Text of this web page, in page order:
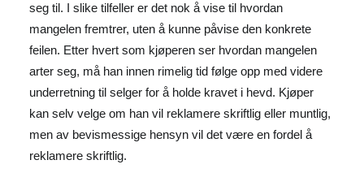
seg til. I slike tilfeller er det nok å vise til hvordan
mangelen fremtrer, uten å kunne påvise den konkrete
feilen. Etter hvert som kjøperen ser hvordan mangelen
arter seg, må han innen rimelig tid følge opp med videre
underretning til selger for å holde kravet i hevd. Kjøper
kan selv velge om han vil reklamere skriftlig eller muntlig,
men av bevismessige hensyn vil det være en fordel å
reklamere skriftlig.